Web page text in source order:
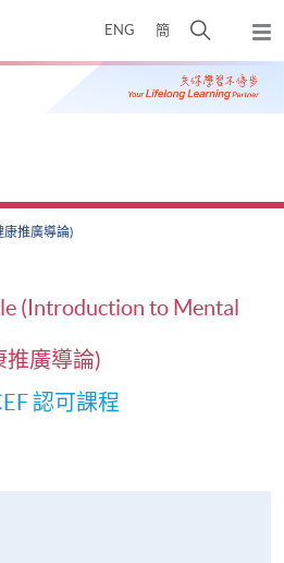
ENG 簡
開
搜
尋
彈
出
主
康推廣導論)
(Introduction to Mental
推廣導論)
認可課程